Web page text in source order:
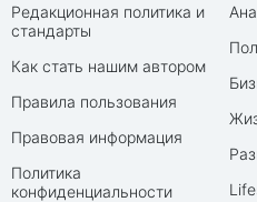
Редакционная политика и
стандарты
Как стать нашим автором
Правила пользования
Правовая информация
Политика
конфиденциальности